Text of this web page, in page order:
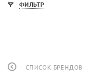
ФИЛЬТР
СПИСОК БРЕНДОВ